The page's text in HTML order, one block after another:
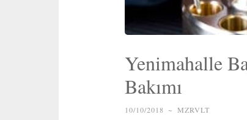
Yenimahalle
Bakımı
10/10/2018 ~ MZRVLT